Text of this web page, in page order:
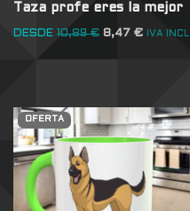
Taza profe eres la mejor
DESDE 10,89€ 8,47 € IVA INCL
OFERTA